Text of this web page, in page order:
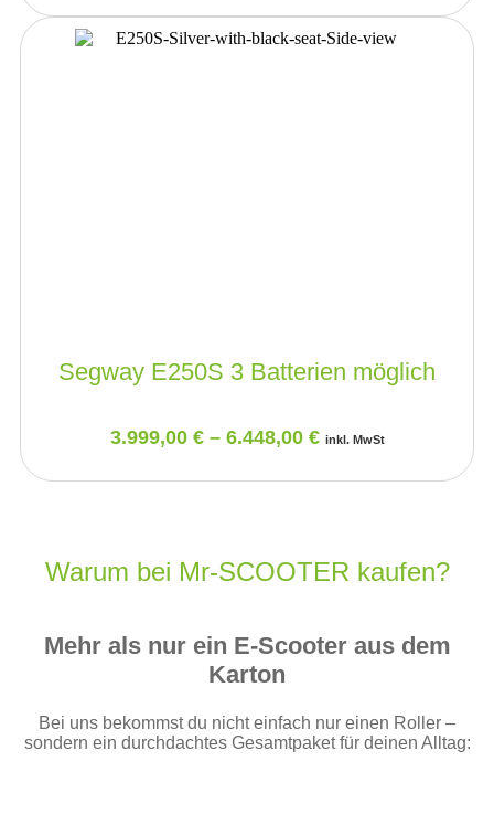
Segway E250S 3 Batterien möglich
3.999,00 €– 6.448,00 € inkl. MwSt
Warum bei Mr-SCOOTER kaufen?
Mehr als nur ein E‑Scooter aus dem
Karton
Bei uns bekommst du nicht einfach nur einen Roller –
sondern ein durchdachtes Gesamtpaket für deinen Alltag: